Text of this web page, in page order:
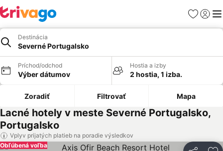
Obľúbené
Destinácia
Severné Portugalsko
Príchod/odchod
Výber dátumov
Hostia a izby
2 hostia, 1 izba.
Zoradiť Filtrovať Mapa
Lacné hotely v meste Severné Portugalsko,
Portugalsko
Vplyv prijatých platieb na poradie výsledkov
Obľúbená voľba